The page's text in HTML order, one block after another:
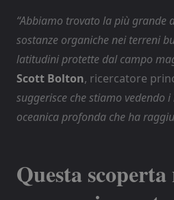
“Abbiamo trovato la più grande
sostanze organiche nei terreni
latitudini protette dal campo
Scott Bolton, ricercatore
suggerisce che stiamo vedendo
oceanica profonda che ha
Questa scoperta